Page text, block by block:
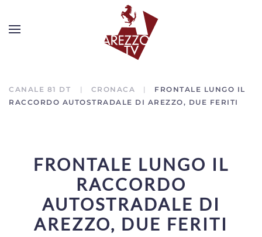
CANALE 81 DT CRONACA
FRONTALE LUNGO IL
RACCORDO AUTOSTRADALE DI AREZZO, DUE FERITI
FRONTALE LUNGO IL
RACCORDO
AUTOSTRADALE DI
AREZZO, DUE FERITI